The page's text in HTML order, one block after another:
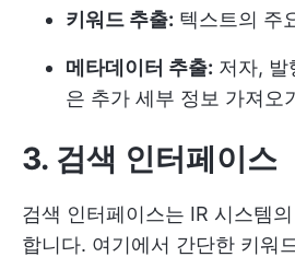
키워드 추출: 텍스트의 주
메타데이터 추출: 저자, 발
은 추가 세부 정보 가져오
3. 검색 인터페이스
검색 인터페이스는 IR 시스템
합니다. 여기에서 간단한 키워